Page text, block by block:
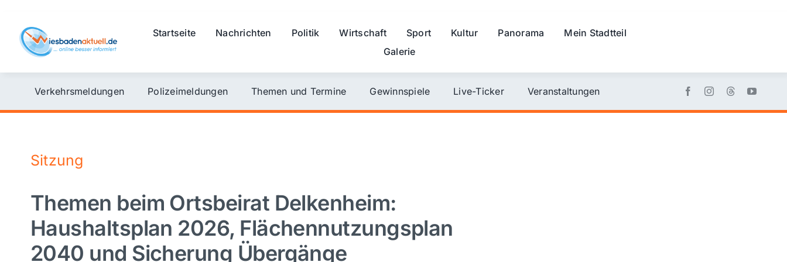
content
Startseite Nachrichten Politik Wirtschaft Sport Kultur Panorama
Mein Stadtteil
Galerie
Verkehrsmeldungen Polizeimeldungen Themen und Termine Gewinnspiele Live-Ticker Veranstaltungen
Sitzung
Themen beim Ortsbeirat Delkenheim:
Haushaltsplan 2026, Flächennutzungsplan
2040 und Sicherung Übergänge